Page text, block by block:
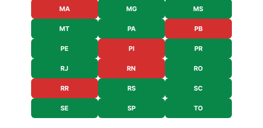
MA MG MS
MT PA PB
PE PI PR
RJ RN RO
RR RS SC
SE SP TO